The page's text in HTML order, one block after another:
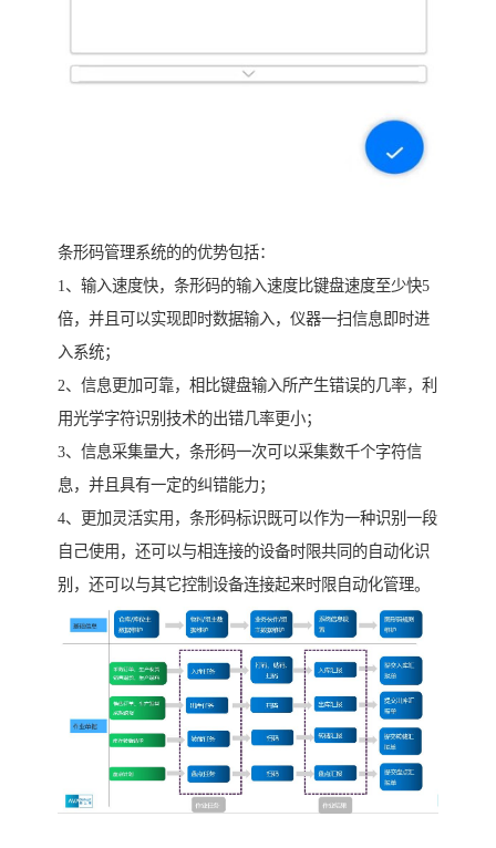
条形码管理系统的的优势包括：
1、输入速度快，条形码的输入速度比键盘速度至少快5
倍，并且可以实现即时数据输入，仪器一扫信息即时进
入系统；
2、信息更加可靠，相比键盘输入所产生错误的几率，利
用光学字符识别技术的出错几率更小；
3、信息采集量大，条形码一次可以采集数千个字符信
息，并且具有一定的纠错能力；
4、更加灵活实用，条形码标识既可以作为一种识别一段
自己使用，还可以与相连接的设备时限共同的自动化识
别，还可以与其它控制设备连接起来时限自动化管理。